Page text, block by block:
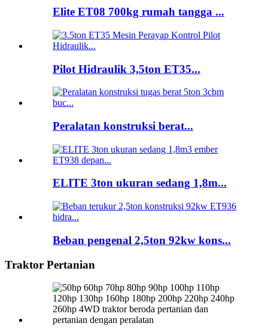
Elite ET08 700kg rumah tangga ...
Pilot Hidraulik 3,5ton ET35...
Peralatan konstruksi berat...
ELITE 3ton ukuran sedang 1,8m...
Beban pengenal 2,5ton 92kw kons...
Traktor Pertanian